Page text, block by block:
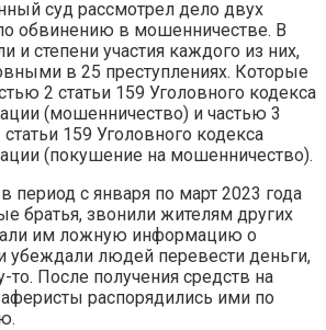
суд рассмотрел дело двух
обвинению в мошенничестве. В
и степени участия каждого из них,
в 25 преступлениях. Которые
2 статьи 159 Уголовного кодекса
(мошенничество) и частью 3
159 Уголовного кодекса
(покушение на мошенничество).
период с января по март 2023 года
братья, звонили жителям других
им ложную информацию о
убеждали людей перевести деньги,
После получения средств на
распорядились ими по